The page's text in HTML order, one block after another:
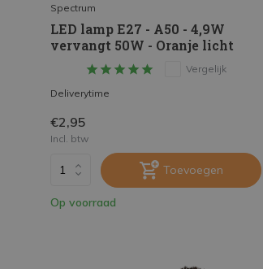
Spectrum
LED lamp E27 - A50 - 4,9W
vervangt 50W - Oranje licht
Vergelijk
Deliverytime
€2,95
Incl. btw
Toevoegen
Op voorraad